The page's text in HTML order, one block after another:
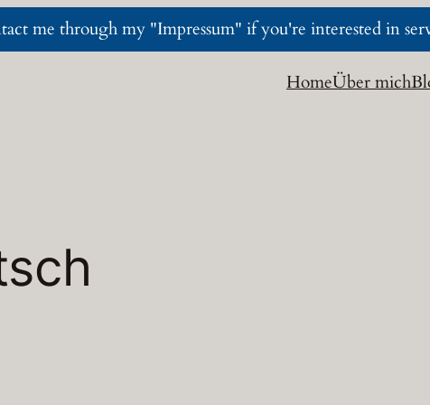
me through my "Impressum" if you're interested in
HomeÜber mich